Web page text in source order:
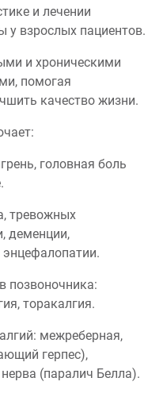
и лечении
у взрослых пациентов.
и хроническими
помогая
качество жизни.
головная боль
тревожных
деменции,
позвоночника:
торакалгия.
межреберная,
герпес),
(паралич Белла).